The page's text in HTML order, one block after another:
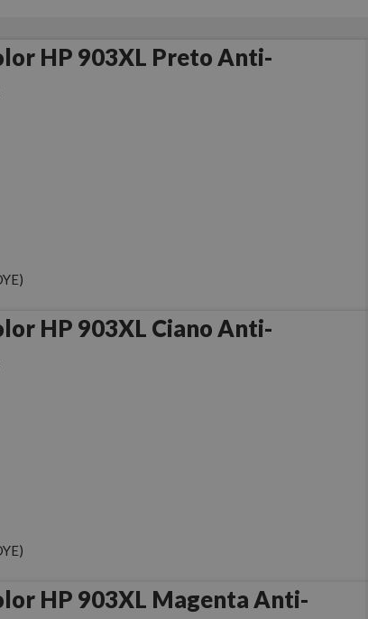
HP 903XL Preto Anti-
HP 903XL Ciano Anti-
HP 903XL Magenta Anti-